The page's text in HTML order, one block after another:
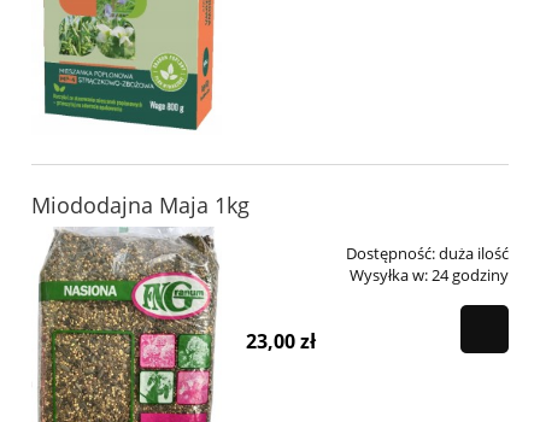
Miododajna Maja 1kg
Dostępność:duża ilość
Wysyłka w:24 godziny
23,00 zł